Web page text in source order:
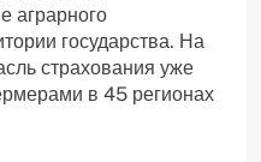
аграрного
государства. На
страхования уже
в 45 регионах